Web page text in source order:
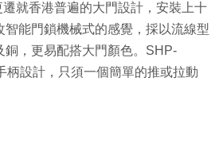
就香港普遍的大門設計，安裝上十
智能門鎖機械式的感覺，採以流線型
銅，更易配搭大門顏色。SHP-
柄設計，只須一個簡單的推或拉動